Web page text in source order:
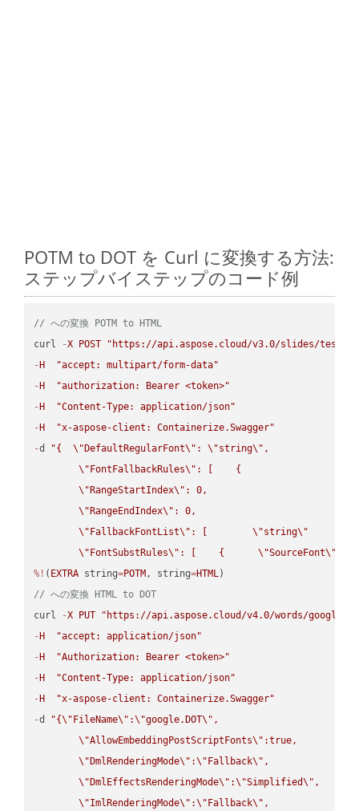
POTM to DOT を Curl に変換する方法:
ステップバイステップのコード例
// への変換 POTM to HTML
curl
-X POST
"https://api.aspose.cloud/v3.0/slides/test-
- H
"accept: multipart/form-data"
- H
"authorization: Bearer <token>"
- H
"Content-Type: application/json"
- H
"x-aspose-client: Containerize.Swagger"
-d "{ \" DefaultRegularFont\" : \"string\" ,
\" FontFallbackRules\" : [    {
\" RangeStartIndex\" : 0,
\" RangeEndIndex\" : 0,
\" FallbackFontList\" : [ \"string\"
\" FontSubstRules\" : [    { \"SourceFont\"
%! ( EXTRA string=POTM , string=HTML
// への変換 HTML to DOT
curl
-X PUT
"https://api.aspose.cloud/v4.0/words/
- H
"accept: application/json"
- H
"Authorization: Bearer <token>"
- H
"Content-Type: application/json"
- H
"x-aspose-client: Containerize.Swagger"
-d "{\" FileName\" :\"google.DOT\" ,
\"AllowEmbeddingPostScriptFonts\" :true,
\" DmlRenderingMode\" :\" Fallback\" ,
\" DmlEffectsRenderingMode\" :\"Simplified\" ,
\"ImlRenderingMode\" :\" Fallback\" ,